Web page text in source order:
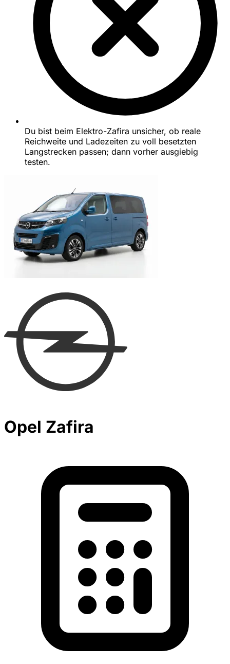
Du bist beim Elektro-Zafira unsicher, ob reale
Reichweite und Ladezeiten zu voll besetzten
Langstrecken passen; dann vorher ausgiebig
testen.
Opel Zafira